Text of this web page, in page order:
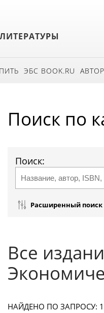
ЭБС BOOK.RU
Поиск по
Поиск:
Расширенный поиск
Все
НАЙДЕНО ПО ЗАПРОСУ: